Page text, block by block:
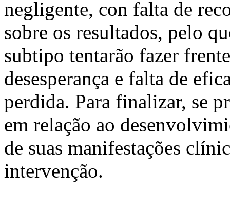
negligente, con falta de
sobre os resultados, pelo
subtipo tentarão fazer
desesperança e falta de
perdida. Para finalizar, se
em relação ao
de suas manifestações
intervenção.